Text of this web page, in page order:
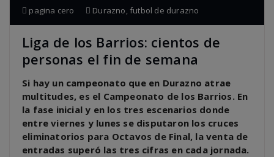
pagina cero Durazno,futbol de durazno
Liga de los Barrios: cientos de
personas el fin de semana
Si hay un campeonato que en Durazno atrae
multitudes, es el Campeonato de los Barrios. En
la fase inicial y en los tres escenarios donde
entre viernes y lunes se disputaron los cruces
eliminatorios para Octavos de Final, la venta de
entradas superó las tres cifras en cada jornada.